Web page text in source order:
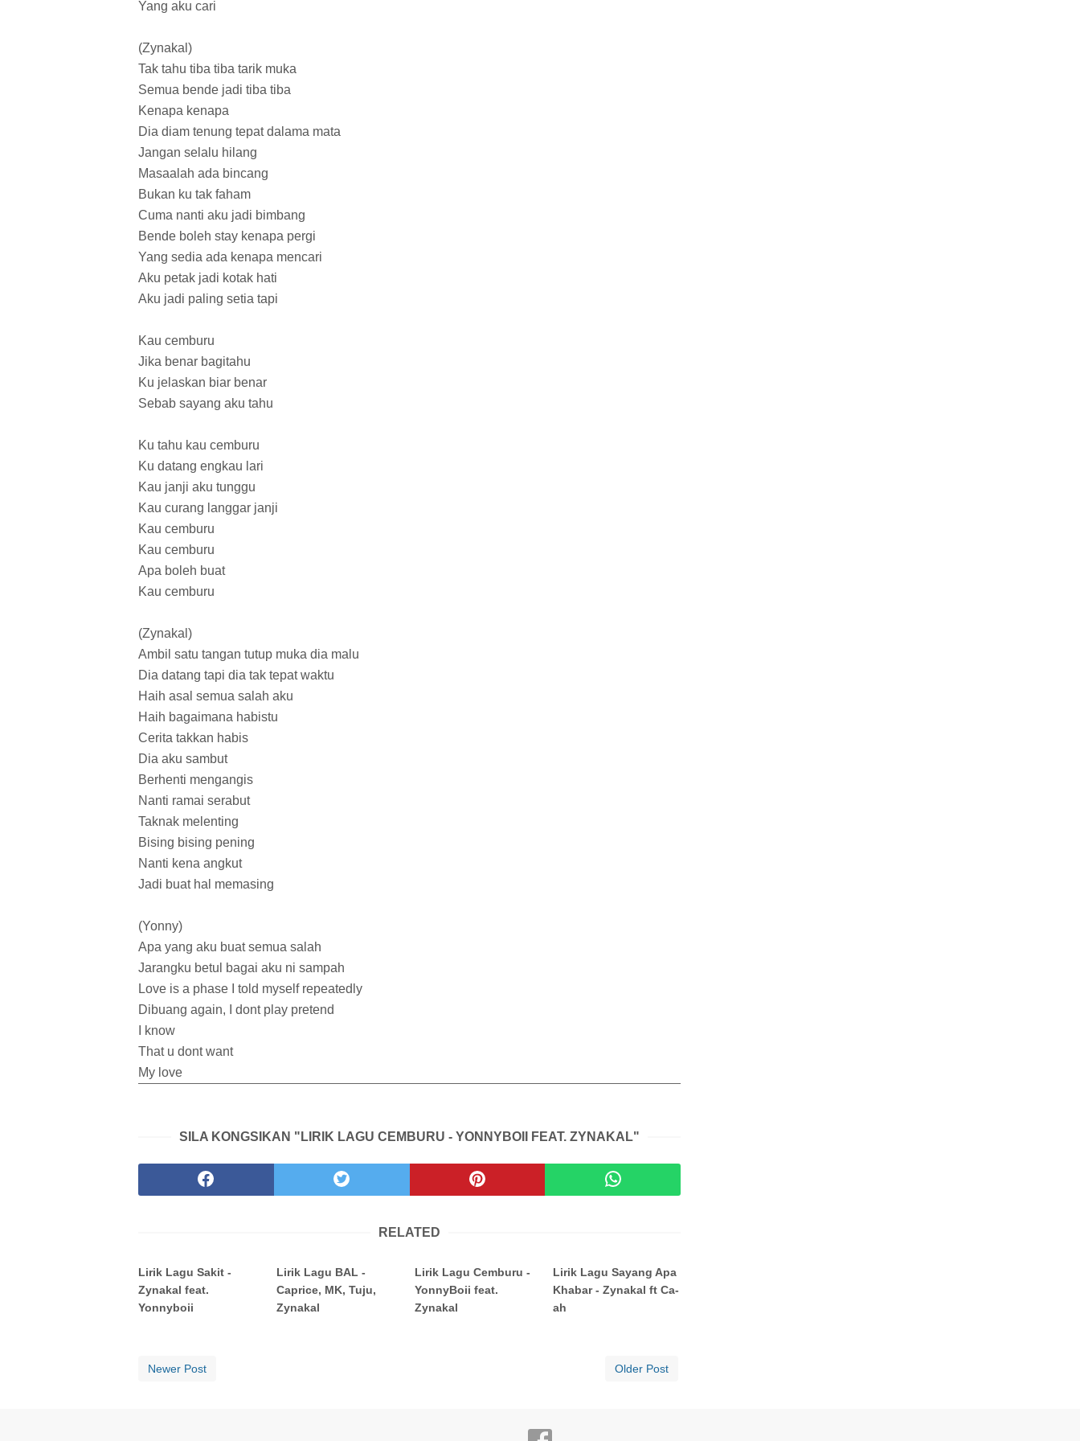
Yang aku cari
(Zynakal)
Tak tahu tiba tiba tarik muka
Semua bende jadi tiba tiba
Kenapa kenapa
Dia diam tenung tepat dalama mata
Jangan selalu hilang
Masaalah ada bincang
Bukan ku tak faham
Cuma nanti aku jadi bimbang
Bende boleh stay kenapa pergi
Yang sedia ada kenapa mencari
Aku petak jadi kotak hati
Aku jadi paling setia tapi
Kau cemburu
Jika benar bagitahu
Ku jelaskan biar benar
Sebab sayang aku tahu
Ku tahu kau cemburu
Ku datang engkau lari
Kau janji aku tunggu
Kau curang langgar janji
Kau cemburu
Kau cemburu
Apa boleh buat
Kau cemburu
(Zynakal)
Ambil satu tangan tutup muka dia malu
Dia datang tapi dia tak tepat waktu
Haih asal semua salah aku
Haih bagaimana habistu
Cerita takkan habis
Dia aku sambut
Berhenti mengangis
Nanti ramai serabut
Taknak melenting
Bising bising pening
Nanti kena angkut
Jadi buat hal memasing
(Yonny)
Apa yang aku buat semua salah
Jarangku betul bagai aku ni sampah
Love is a phase I told myself repeatedly
Dibuang again, I dont play pretend
I know
That u dont want
My love
SILA KONGSIKAN "LIRIK LAGU CEMBURU - YONNYBOII FEAT. ZYNAKAL"
RELATED
Lirik Lagu Sakit -
Zynakal feat.
Yonnyboii
Lirik Lagu BAL -
Caprice, MK, Tuju,
Zynakal
Lirik Lagu Cemburu -
YonnyBoii feat.
Zynakal
Lirik Lagu Sayang Apa
Khabar - Zynakal ft Ca-
ah
Newer Post Older Post